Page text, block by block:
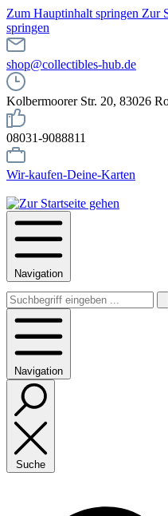
Zum Hauptinhalt springen Zur
springen
shop@collectibles-hub.de
Kolbermoorer Str. 20, 83026
08031-9088811
Wir-kaufen-Deine-Karten
Navigation
Navigation
Suche